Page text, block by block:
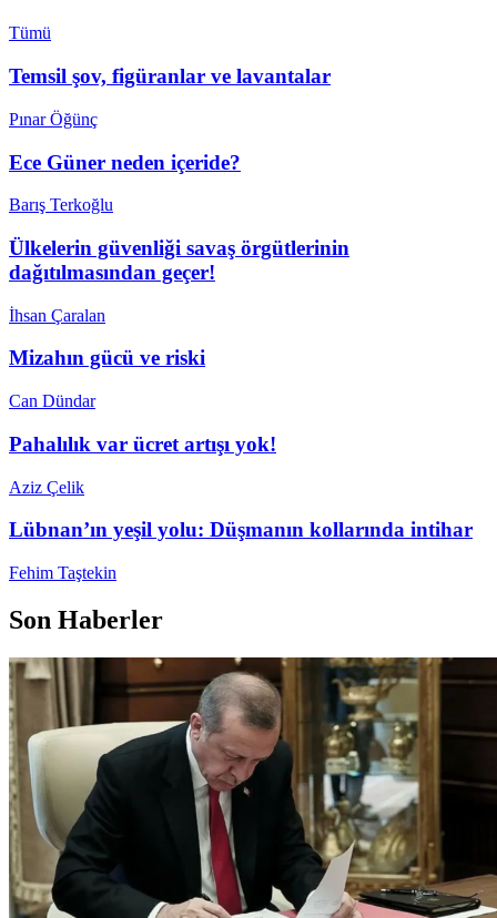
Tümü
Temsil şov, figüranlar ve lavantalar
Pınar Öğünç
Ece Güner neden içeride?
Barış Terkoğlu
Ülkelerin güvenliği savaş örgütlerinin
dağıtılmasından geçer!
İhsan Çaralan
Mizahın gücü ve riski
Can Dündar
Pahalılık var ücret artışı yok!
Aziz Çelik
Lübnan’ın yeşil yolu: Düşmanın kollarında intihar
Fehim Taştekin
Son Haberler